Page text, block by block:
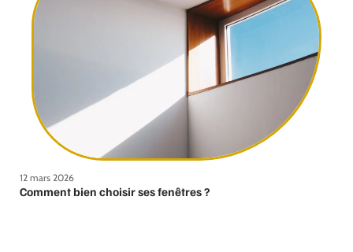
12 mars 2026
Comment bien choisir ses fenêtres ?